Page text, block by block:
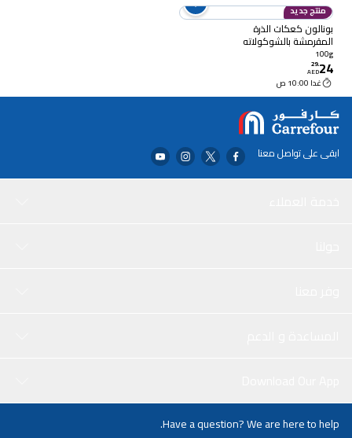
منتج جديد
بونالون كعكات الذرة
المقرمشة بالشوكولاته
العضوية، 100 غرام
100g
24
.
29
AED
غدا 10:00 ص
ابقى على تواصل معنا
Have a question? We are here to help.